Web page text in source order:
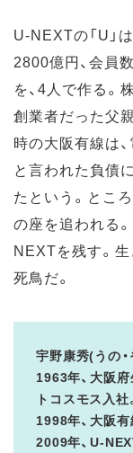
U-NEXTの「U」
2800億円、会員
を、4人で作る。
創業者だった父
時の大阪有線は
と言われた負債
たという。とこ
の座を追われる
NEXTを残す。
死鳥だ。
宇野康秀(うの
1963年、大阪
トコスモス入
1998年、大阪
2009年、U-